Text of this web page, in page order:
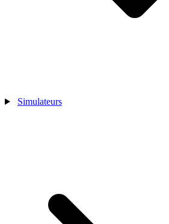
Simulateurs